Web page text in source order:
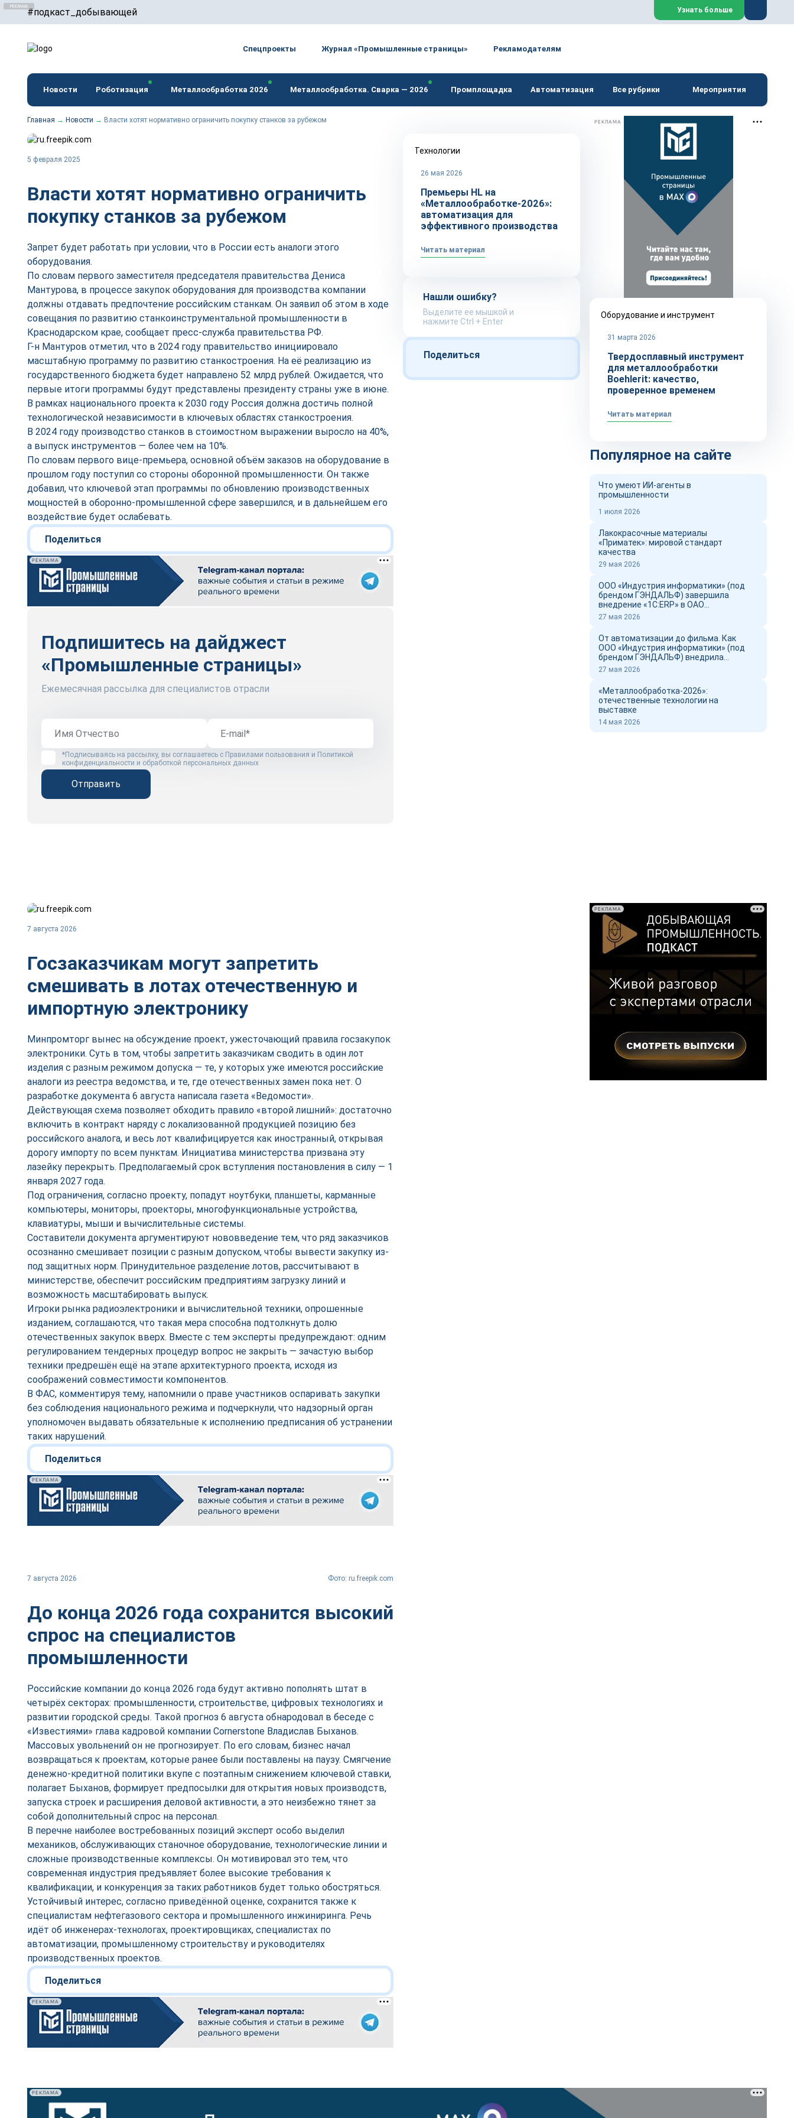
#подкаст_добывающей
erid: F7NfYUJCUneTVxVUwxTu
Узнать больше
Спецпроекты Журнал «Промышленные страницы» Рекламодателям
Новости Роботизация Металлообработка 2026 Металлообработка. Сварка — 2026 Промплощадка Автоматизация Все рубрики Мероприятия
Главная → Новости → Власти хотят нормативно ограничить покупку станков за рубежом
5 февраля 2025
Власти хотят нормативно ограничить
покупку станков за рубежом
Запрет будет работать при условии, что в России есть аналоги этого
оборудования.
По словам первого заместителя председателя правительства Дениса
Мантурова, в процессе закупок оборудования для производства компании
должны отдавать предпочтение российским станкам. Он заявил об этом в ходе
совещания по развитию станкоинструментальной промышленности в
Краснодарском крае, сообщает пресс-служба правительства РФ.
Г-н Мантуров отметил, что в 2024 году правительство инициировало
масштабную программу по развитию станкостроения. На её реализацию из
государственного бюджета будет направлено 52 млрд рублей. Ожидается, что
первые итоги программы будут представлены президенту страны уже в июне.
В рамках национального проекта к 2030 году Россия должна достичь полной
технологической независимости в ключевых областях станкостроения.
В 2024 году производство станков в стоимостном выражении выросло на 40%,
а выпуск инструментов — более чем на 10%.
По словам первого вице-премьера, основной объём заказов на оборудование в
прошлом году поступил со стороны оборонной промышленности. Он также
добавил, что ключевой этап программы по обновлению производственных
мощностей в оборонно-промышленной сфере завершился, и в дальнейшем его
воздействие будет ослабевать.
Поделиться
РЕКЛАМА
Подпишитесь на дайджест
«Промышленные страницы»
Ежемесячная рассылка для специалистов отрасли
*Подписываясь на рассылку, вы соглашаетесь с Правилами пользования и Политикой
конфиденциальности и обработкой персональных данных
Отправить
Технологии
26 мая 2026
Премьеры HL на
«Металлообработке-2026»:
автоматизация для
эффективного производства
Читать материал
Нашли ошибку?
Выделите ее мышкой и
нажмите Ctrl + Enter
Поделиться
РЕКЛАМА
Оборудование и инструмент
31 марта 2026
Твердосплавный инструмент
для металлообработки
Boehlerit: качество,
проверенное временем
Читать материал
Популярное на сайте
Что умеют ИИ-агенты в
промышленности
1 июля 2026
Лакокрасочные материалы
«Приматек»: мировой стандарт
качества
29 мая 2026
ООО «Индустрия информатики» (под
брендом ГЭНДАЛЬФ) завершила
внедрение «1С:ERP» в ОАО
«Новоросцемент» и выпустил фильм о
27 мая 2026
От автоматизации до фильма. Как
ООО «Индустрия информатики» (под
брендом ГЭНДАЛЬФ) внедрила
«1С:ERP» в ОАО «Новоросцемент»
27 мая 2026
«Металлообработка-2026»:
отечественные технологии на
выставке
14 мая 2026
7 августа 2026
Госзаказчикам могут запретить
смешивать в лотах отечественную и
импортную электронику
Минпромторг вынес на обсуждение проект, ужесточающий правила госзакупок
электроники. Суть в том, чтобы запретить заказчикам сводить в один лот
изделия с разным режимом допуска — те, у которых уже имеются российские
аналоги из реестра ведомства, и те, где отечественных замен пока нет. О
разработке документа 6 августа написала газета «Ведомости».
Действующая схема позволяет обходить правило «второй лишний»: достаточно
включить в контракт наряду с локализованной продукцией позицию без
российского аналога, и весь лот квалифицируется как иностранный, открывая
дорогу импорту по всем пунктам. Инициатива министерства призвана эту
лазейку перекрыть. Предполагаемый срок вступления постановления в силу — 1
января 2027 года.
Под ограничения, согласно проекту, попадут ноутбуки, планшеты, карманные
компьютеры, мониторы, проекторы, многофункциональные устройства,
клавиатуры, мыши и вычислительные системы.
Составители документа аргументируют нововведение тем, что ряд заказчиков
осознанно смешивает позиции с разным допуском, чтобы вывести закупку из-
под защитных норм. Принудительное разделение лотов, рассчитывают в
министерстве, обеспечит российским предприятиям загрузку линий и
возможность масштабировать выпуск.
Игроки рынка радиоэлектроники и вычислительной техники, опрошенные
изданием, соглашаются, что такая мера способна подтолкнуть долю
отечественных закупок вверх. Вместе с тем эксперты предупреждают: одним
регулированием тендерных процедур вопрос не закрыть — зачастую выбор
техники предрешён ещё на этапе архитектурного проекта, исходя из
соображений совместимости компонентов.
В ФАС, комментируя тему, напомнили о праве участников оспаривать закупки
без соблюдения национального режима и подчеркнули, что надзорный орган
уполномочен выдавать обязательные к исполнению предписания об устранении
таких нарушений.
Поделиться
РЕКЛАМА
7 августа 2026 Фото: ru.freepik.com
До конца 2026 года сохранится высокий
спрос на специалистов
промышленности
Российские компании до конца 2026 года будут активно пополнять штат в
четырёх секторах: промышленности, строительстве, цифровых технологиях и
развитии городской среды. Такой прогноз 6 августа обнародовал в беседе с
«Известиями» глава кадровой компании Cornerstone Владислав Быханов.
Массовых увольнений он не прогнозирует. По его словам, бизнес начал
возвращаться к проектам, которые ранее были поставлены на паузу. Смягчение
денежно-кредитной политики вкупе с поэтапным снижением ключевой ставки,
полагает Быханов, формирует предпосылки для открытия новых производств,
запуска строек и расширения деловой активности, а это неизбежно тянет за
собой дополнительный спрос на персонал.
В перечне наиболее востребованных позиций эксперт особо выделил
механиков, обслуживающих станочное оборудование, технологические линии и
сложные производственные комплексы. Он мотивировал это тем, что
современная индустрия предъявляет более высокие требования к
квалификации, и конкуренция за таких работников будет только обостряться.
Устойчивый интерес, согласно приведённой оценке, сохранится также к
специалистам нефтегазового сектора и промышленного инжиниринга. Речь
идёт об инженерах-технологах, проектировщиках, специалистах по
автоматизации, промышленному строительству и руководителях
производственных проектов.
Поделиться
РЕКЛАМА
РЕКЛАМА
РЕКЛАМА